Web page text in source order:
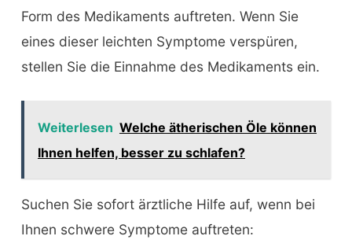
Form des Medikaments auftreten. Wenn Sie
eines dieser leichten Symptome verspüren,
stellen Sie die Einnahme des Medikaments ein.
Weiterlesen Welche ätherischen Öle können
Ihnen helfen, besser zu schlafen?
Suchen Sie sofort ärztliche Hilfe auf, wenn bei
Ihnen schwere Symptome auftreten: